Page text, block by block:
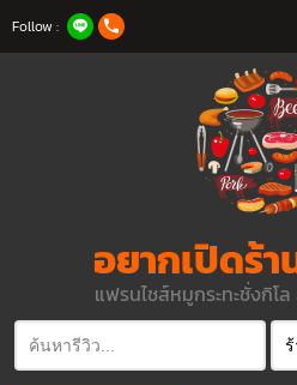
Follow :
อยากเปิดร้า
แฟรนไชส์หมูกระทะชั่งกิโ